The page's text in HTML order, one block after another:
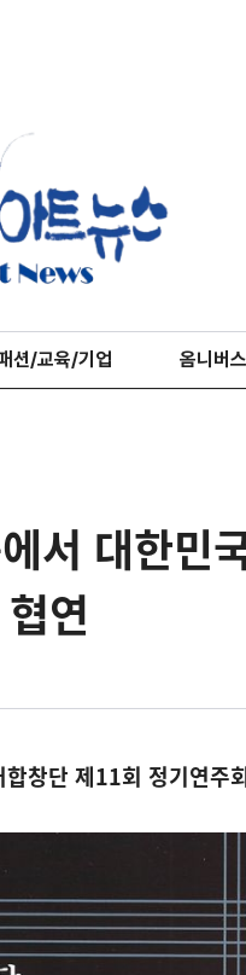
션/교육/기업 옴니버
서 대한민
연
창단 제11회 정기연주